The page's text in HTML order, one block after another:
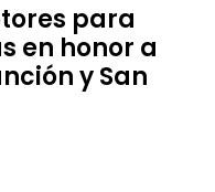
para
en honor a
y San